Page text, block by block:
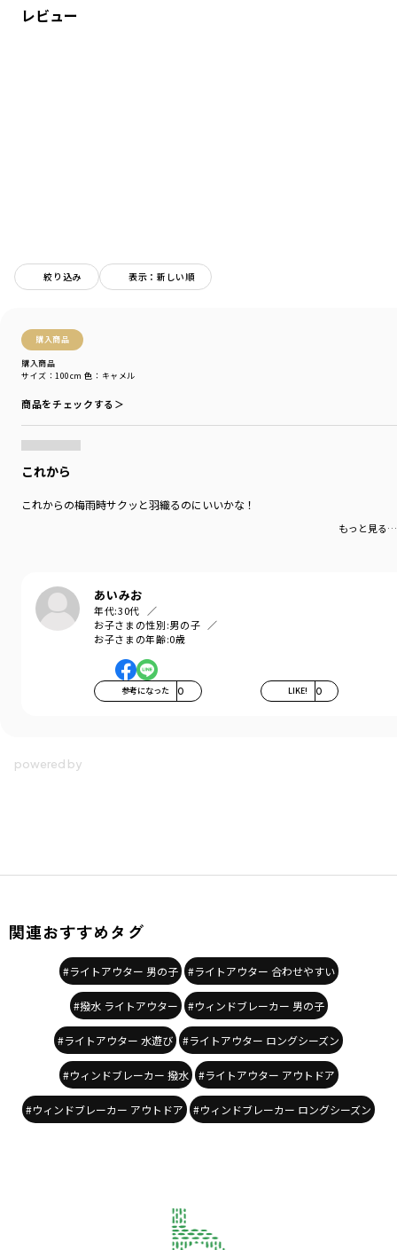
レビュー
絞り込み 表示：新しい順
購入商品
購入商品
サイズ：100cm 色：キャメル
商品をチェックする＞
これから
これからの梅雨時サクッと羽織るのにいいかな！
もっと見る…
あいみお
年代:30代
お子さまの性別:男の子
お子さまの年齢:0歳
参考になった 0 LIKE! 0
大きすぎず、程よいゆとりがあり
カラー
ブラウン
性別タイプ
／BOY
関連おすすめタグ
#ライトアウター 男の子 #ライトアウター 合わせやすい
#撥水 ライトアウター #ウィンドブレーカー 男の子
#ライトアウター 水遊び #ライトアウター ロングシーズン
#ウィンドブレーカー 撥水 #ライトアウター アウトドア
#ウィンドブレーカー アウトドア #ウィンドブレーカー ロングシーズン